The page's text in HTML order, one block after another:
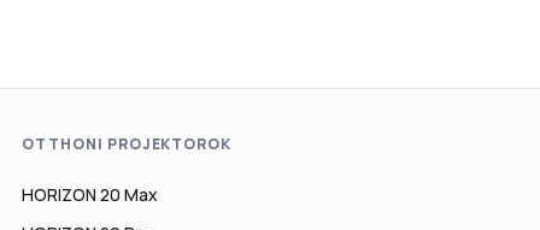
OTTHONI PROJEKTOROK
HORIZON 20 Max